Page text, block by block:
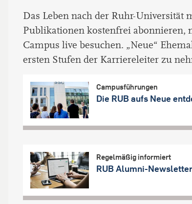
Das Leben nach der Ruhr-Universität
Publikationen kostenfrei abonnieren,
Campus live besuchen. „Neue“
ersten Stufen der Karriereleiter zu
Campusführungen
Die RUB aufs Neue
Regelmäßig informiert
RUB Alumni-Newsletter